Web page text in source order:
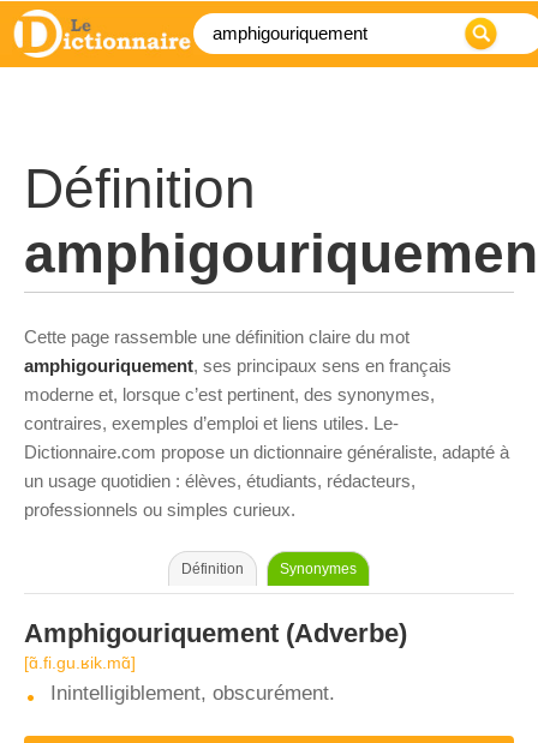
Définition
Cette page rassemble une définition claire du mot
amphigouriquement, ses principaux sens en français
moderne et, lorsque c’est pertinent, des synonymes,
contraires, exemples d’emploi et liens utiles. Le-
Dictionnaire.com propose un dictionnaire généraliste, adapté à
un usage quotidien : élèves, étudiants, rédacteurs,
professionnels ou simples curieux.
Définition Synonymes
Amphigouriquement (Adverbe)
[ɑ̃.fi.gu.ʁik.mɑ̃]
Inintelligiblement, obscurément.